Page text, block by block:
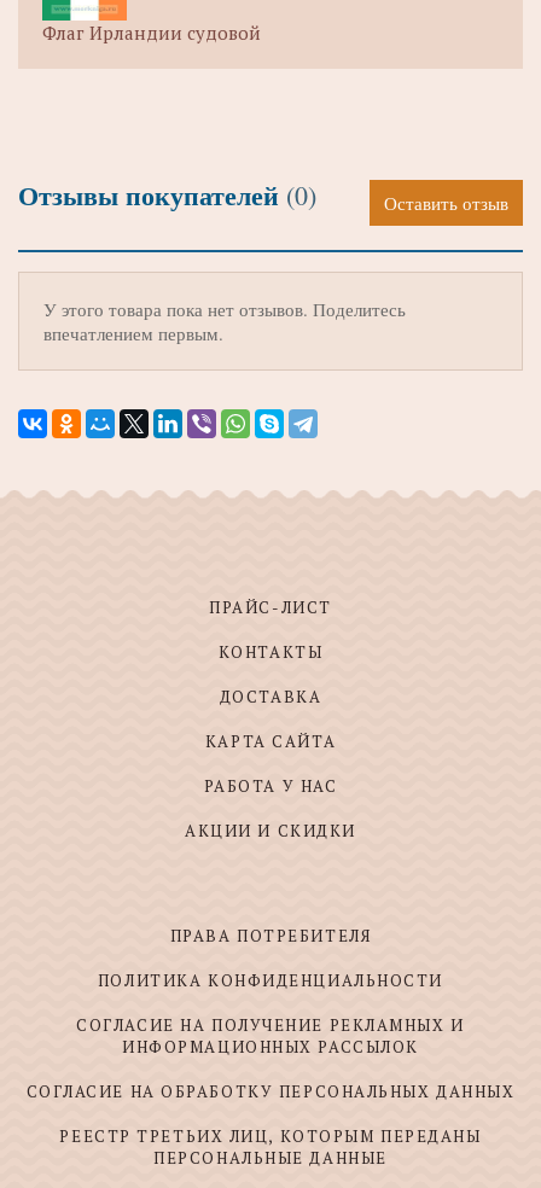
Флаг Ирландии судовой
Отзывы покупателей (0) Оставить отзыв
У этого товара пока нет отзывов. Поделитесь
впечатлением первым.
ПРАЙС-ЛИСТ
КОНТАКТЫ
ДОСТАВКА
КАРТА САЙТА
РАБОТА У НАС
АКЦИИ И СКИДКИ
ПРАВА ПОТРЕБИТЕЛЯ
ПОЛИТИКА КОНФИДЕНЦИАЛЬНОСТИ
СОГЛАСИЕ НА ПОЛУЧЕНИЕ РЕКЛАМНЫХ И
ИНФОРМАЦИОННЫХ РАССЫЛОК
СОГЛАСИЕ НА ОБРАБОТКУ ПЕРСОНАЛЬНЫХ ДАННЫХ
РЕЕСТР ТРЕТЬИХ ЛИЦ, КОТОРЫМ ПЕРЕДАНЫ
ПЕРСОНАЛЬНЫЕ ДАННЫЕ